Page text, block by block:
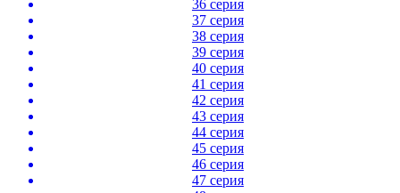
36 серия
37 серия
38 серия
39 серия
40 серия
41 серия
42 серия
43 серия
44 серия
45 серия
46 серия
47 серия